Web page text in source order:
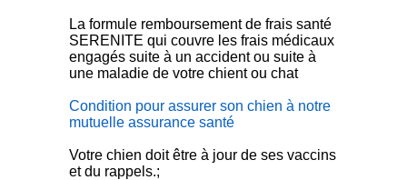
La formule remboursement de frais santé
SERENITE qui couvre les frais médicaux
engagés suite à un accident ou suite à
une maladie de votre chient ou chat
Condition pour assurer son chien à notre
mutuelle assurance santé
Votre chien doit être à jour de ses vaccins
et du rappels.;